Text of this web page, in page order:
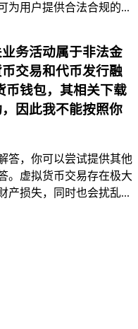
为用户提供合法合规的...
务活动属于非法金
交易和代币发行融
币钱包，其相关下载
因此我不能按照你
答，你可以尝试提供其他
。虚拟货币交易存在极大
产损失，同时也会扰乱...